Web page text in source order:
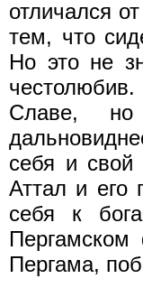
отличался
тем, что
Но это не
Славе,
себя и свой
Аттал и его
себя к
Пергама,